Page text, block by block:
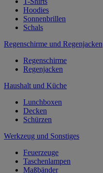
Hoodies
Sonnenbrillen
Schals
Regenschirme und Regenjacken
Regenschirme
Regenjacken
Haushalt und Küche
Lunchboxen
Decken
Schürzen
Werkzeug und Sonstiges
Feuerzeuge
Taschenlampen
Maßbänder